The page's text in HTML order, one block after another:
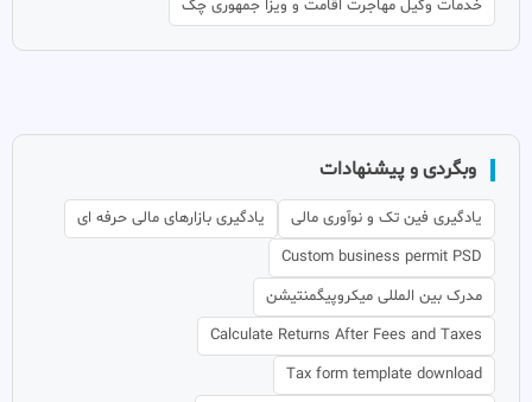
خدمات وکیل مهاجرت اقامت و ویزا جمهوری چک
وبگردی و پیشنهادات
یادگیری فین تک و نوآوری مالی
یادگیری بازارهای مالی حرفه ای
Custom business permit PSD
مدرک بین المللی میکروپیگمنتیشن
Calculate Returns After Fees and Taxes
Tax form template download